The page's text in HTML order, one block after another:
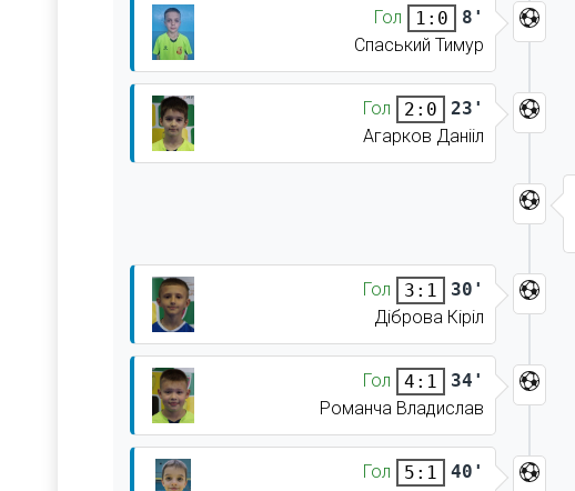
Гол 1:0
8'
Спаський Тимур
Гол 2:0
23'
Агарков Данііл
Гол 3:1
30'
Діброва Кіріл
Гол 4:1
34'
Романча Владислав
Гол 5:1
40'